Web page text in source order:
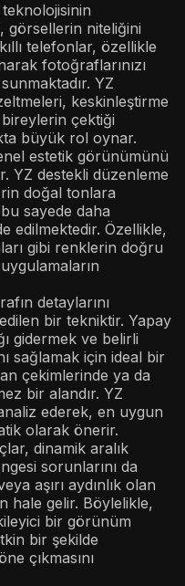
görsellerin niteliğini
telefonlar, özellikle
fotoğraflarınızı
YZ
keskinleştirme
çektiği
büyük rol oynar.
estetik görünümünü
YZ destekli düzenleme
doğal tonlara
sayede daha
edilmektedir. Özellikle,
gibi renklerin doğru
detaylarını
bir tekniktir. Yapay
gidermek ve belirli
sağlamak için ideal bir
çekimlerinde ya da
bir alandır. YZ
ederek, en uygun
olarak önerir.
dinamik aralık
sorunlarını da
aşırı aydınlık olan
hale gelir. Böylelikle,
bir görünüm
bir şekilde
çıkmasını